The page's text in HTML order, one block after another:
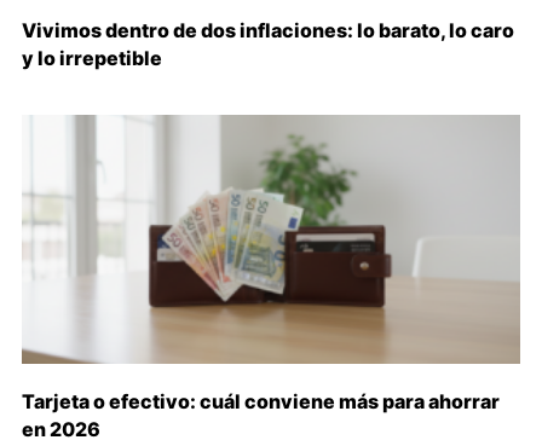
Vivimos dentro de dos inflaciones: lo barato, lo caro
y lo irrepetible
Tarjeta o efectivo: cuál conviene más para ahorrar
en 2026